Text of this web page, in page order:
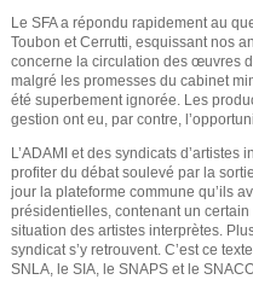
e
s
i
c
i
Le SFA a répondu rapidement au
Toubon et Cerrutti, esquissant nos
concerne la circulation des œuvres
malgré les promesses du cabinet
été superbement ignorée. Les
gestion ont eu, par contre,
L’ADAMI et des syndicats
profiter du débat soulevé par la
jour la plateforme commune qu’ils
présidentielles, contenant un
situation des artistes interprètes.
syndicat s’y retrouvent. C’est ce
SNLA, le SIA, le SNAPS et le